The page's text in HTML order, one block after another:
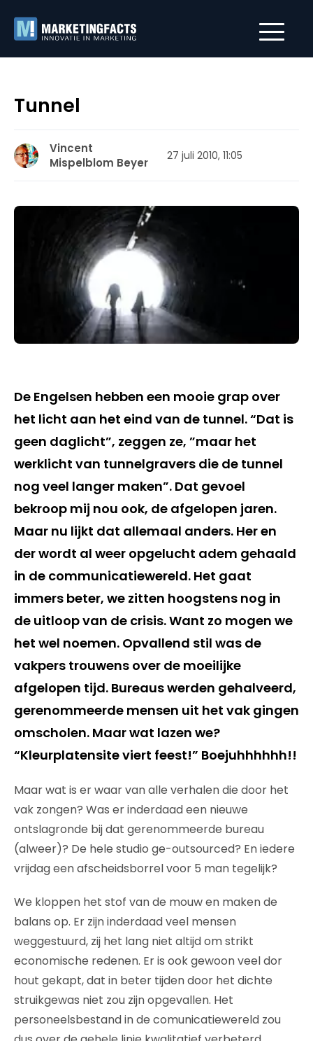
Tunnel
Vincent
Mispelblom Beyer
27 juli 2010, 11:05
De Engelsen hebben een mooie grap over
het licht aan het eind van de tunnel. “Dat is
geen daglicht”, zeggen ze, ”maar het
werklicht van tunnelgravers die de tunnel
nog veel langer maken”. Dat gevoel
bekroop mij nou ook, de afgelopen jaren.
Maar nu lijkt dat allemaal anders. Her en
der wordt al weer opgelucht adem gehaald
in de communicatiewereld. Het gaat
immers beter, we zitten hoogstens nog in
de uitloop van de crisis. Want zo mogen we
het wel noemen. Opvallend stil was de
vakpers trouwens over de moeilijke
afgelopen tijd. Bureaus werden gehalveerd,
gerenommeerde mensen uit het vak gingen
omscholen. Maar wat lazen we?
“Kleurplatensite viert feest!” Boejuhhhhhh!!
Maar wat is er waar van alle verhalen die door het
vak zongen? Was er inderdaad een nieuwe
ontslagronde bij dat gerenommeerde bureau
(alweer)? De hele studio ge-outsourced? En iedere
vrijdag een afscheidsborrel voor 5 man tegelijk?
We kloppen het stof van de mouw en maken de
balans op. Er zijn inderdaad veel mensen
weggestuurd, zij het lang niet altijd om strikt
economische redenen. Er is ook gewoon veel dor
hout gekapt, dat in beter tijden door het dichte
struikgewas niet zou zijn opgevallen. Het
personeelsbestand in de comunicatiewereld zou